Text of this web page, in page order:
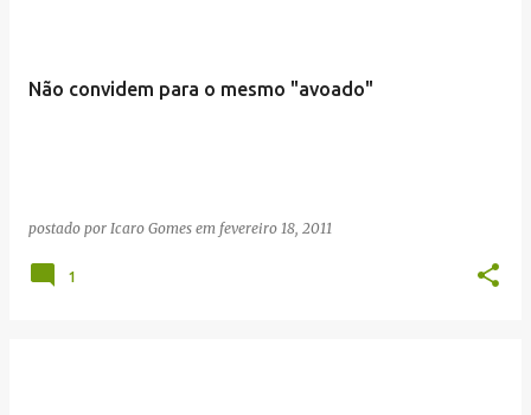
Não convidem para o mesmo "avoado"
postado por Icaro Gomes em fevereiro 18, 2011
1